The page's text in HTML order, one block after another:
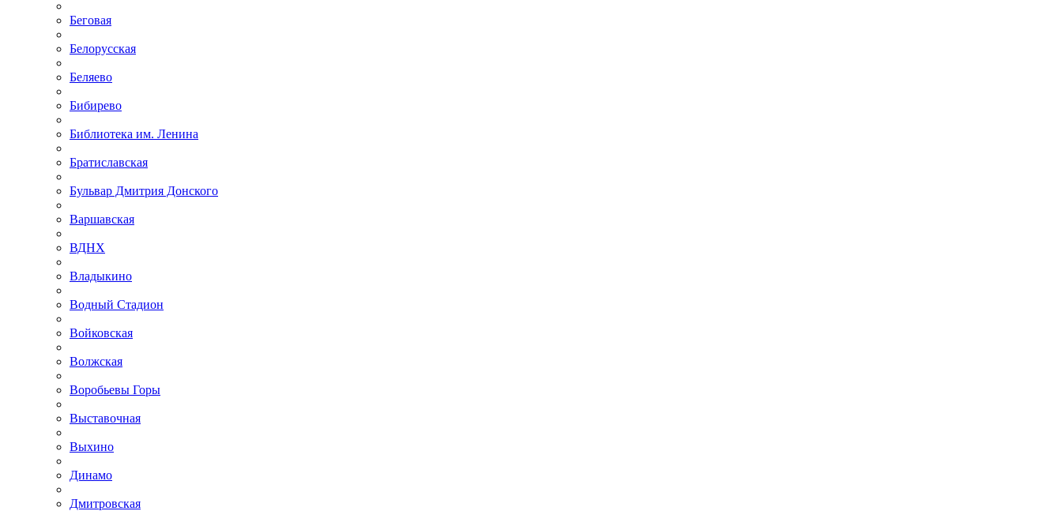
Беговая
Белорусская
Беляево
Бибирево
Библиотека им. Ленина
Братиславская
Бульвар Дмитрия Донского
Варшавская
ВДНХ
Владыкино
Водный Стадион
Войковская
Волжская
Воробьевы Горы
Выставочная
Выхино
Динамо
Дмитровская